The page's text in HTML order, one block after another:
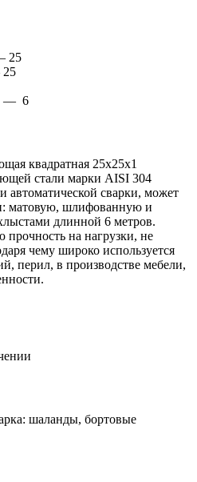
25
— 6
квадратная 25х25х1
стали марки AISI 304
сварки, может
матовую, шлифованную и
длинной 6 метров.
на нагрузки, не
чему широко используется
перил, в производстве мебели,
шаланды, бортовые